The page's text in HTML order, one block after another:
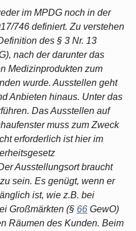
im MPDG noch in der
746 definiert. Zu verstehen
des § 3 Nr. 13
nach der darunter das
Medizinprodukten zum
wurde. Ausstellen geht
Anbieten hinaus. Unter das
Das Ausstellen auf
muss zum Zweck
erforderlich ist hier im
Ausstellungsort braucht
sein. Es genügt, wenn er
ist, wie z.B. bei
Großmärkten (§ 66 GewO)
Räumen des Kunden. Beim